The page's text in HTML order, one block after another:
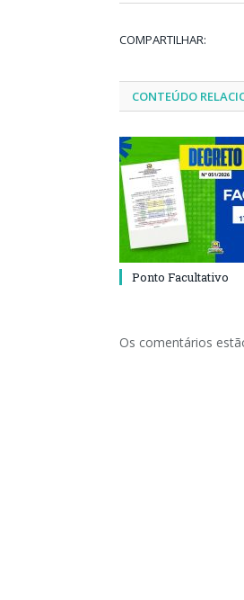
COMPARTILHAR:
CONTEÚDO
Ponto Facultativo
Os comentários